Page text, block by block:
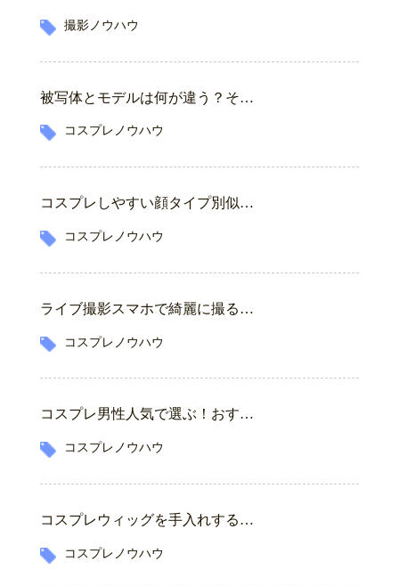
撮影ノウハウ
被写体とモデルは何が違う？そ…
コスプレノウハウ
コスプレしやすい顔タイプ別似…
コスプレノウハウ
ライブ撮影スマホで綺麗に撮る…
コスプレノウハウ
コスプレ男性人気で選ぶ！おす…
コスプレノウハウ
コスプレウィッグを手入れする…
コスプレノウハウ